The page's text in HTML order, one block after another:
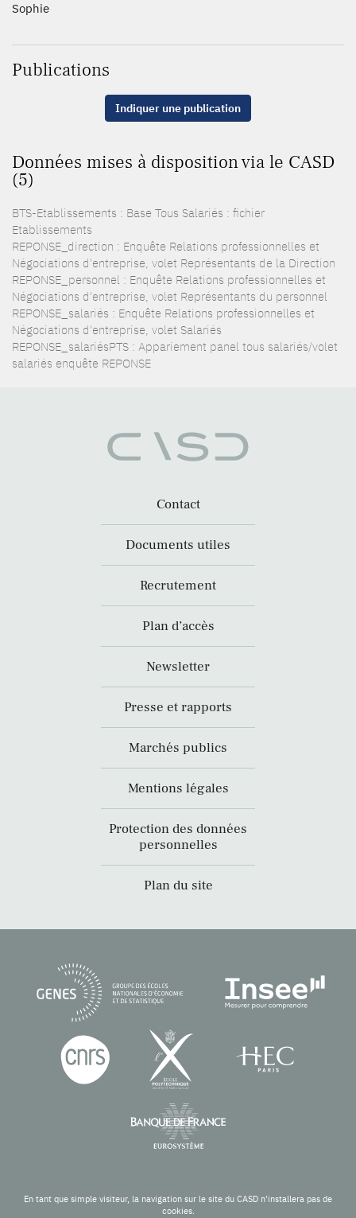
Sophie
Publications
Indiquer une publication
Données mises à disposition via le CASD
(5)
BTS-Etablissements : Base Tous Salariés : fichier
Etablissements
REPONSE_direction : Enquête Relations professionnelles et
Négociations d'entreprise, volet Représentants de la Direction
REPONSE_personnel : Enquête Relations professionnelles et
Négociations d'entreprise, volet Représentants du personnel
REPONSE_salariés : Enquête Relations professionnelles et
Négociations d'entreprise, volet Salariés
REPONSE_salariésPTS : Appariement panel tous salariés/volet
salariés enquête REPONSE
Contact
Documents utiles
Recrutement
Plan d’accès
Newsletter
Presse et rapports
Marchés publics
Mentions légales
Protection des données
personnelles
Plan du site
En tant que simple visiteur, la navigation sur le site du CASD n'installera pas de
cookies.